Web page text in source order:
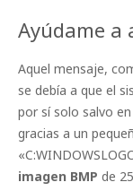
Ayúdame a
Aquel mensaje,
se debía a que el
por sí solo salvo
gracias a un
imagen BMP de